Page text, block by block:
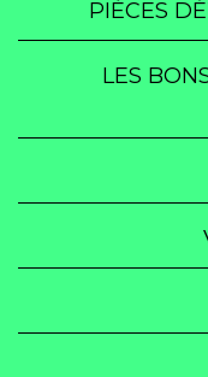
PIÈCES
LES